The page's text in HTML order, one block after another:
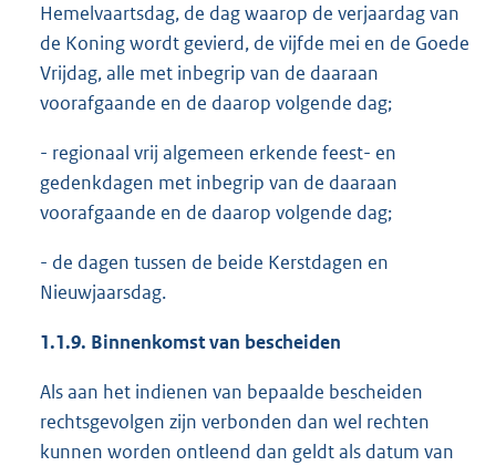
Hemelvaartsdag, de dag waarop de verjaardag van
de Koning wordt gevierd, de vijfde mei en de Goede
Vrijdag, alle met inbegrip van de daaraan
voorafgaande en de daarop volgende dag;
- regionaal vrij algemeen erkende feest- en
gedenkdagen met inbegrip van de daaraan
voorafgaande en de daarop volgende dag;
- de dagen tussen de beide Kerstdagen en
Nieuwjaarsdag.
1.1.9. Binnenkomst van bescheiden
Als aan het indienen van bepaalde bescheiden
rechtsgevolgen zijn verbonden dan wel rechten
kunnen worden ontleend dan geldt als datum van